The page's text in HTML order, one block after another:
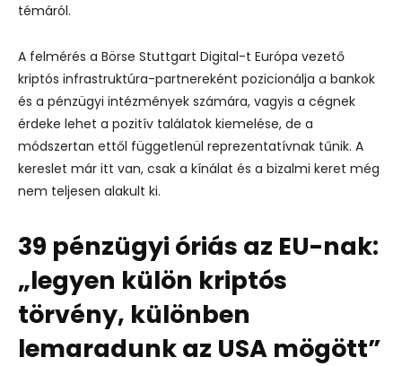
témáról.
A felmérés a Börse Stuttgart Digital-t Európa vezető
kriptós infrastruktúra-partnereként pozicionálja a bankok
és a pénzügyi intézmények számára, vagyis a cégnek
érdeke lehet a pozitív találatok kiemelése, de a
módszertan ettől függetlenül reprezentatívnak tűnik. A
kereslet már itt van, csak a kínálat és a bizalmi keret még
nem teljesen alakult ki.
39 pénzügyi óriás az EU-nak:
„legyen külön kriptós
törvény, különben
lemaradunk az USA mögött”